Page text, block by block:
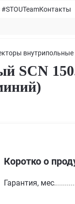
Контакты
внутрипольные
SCN
Коротко о
Гарантия, мес